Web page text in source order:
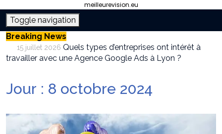
meilleurevision.eu
Toggle navigation
Breaking News
15 juillet 2026 Quels types d’entreprises ont intérêt à
travailler avec une Agence Google Ads à Lyon ?
12 juin 2026
Survivalisme boutique : où acheter son
12 mai 2026 Les 7 critères pour sélectionner le
conférencier idéal pour votre convention annuelle
Jour : 8 octobre 2024